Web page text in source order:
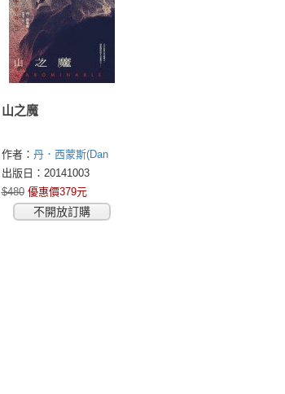
山之魔
作者： 丹．西蒙斯(Dan
Simmons)
出版日：20141003
$480 優惠價379元
不開放訂購